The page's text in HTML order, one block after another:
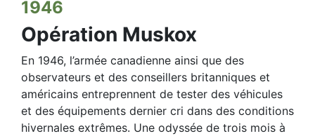
1946
Opération Muskox
En 1946, l’armée canadienne ainsi que des
observateurs et des conseillers britanniques et
américains entreprennent de tester des véhicules
et des équipements dernier cri dans des conditions
hivernales extrêmes. Une odyssée de trois mois à